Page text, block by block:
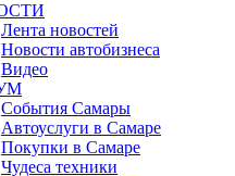
Лента новостей
Новости автобизнеса
Видео
События Самары
Автоуслуги в Самаре
Покупки в Самаре
Чудеса техники